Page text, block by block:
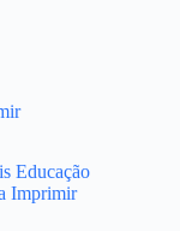
volta
Educação
Imprimir